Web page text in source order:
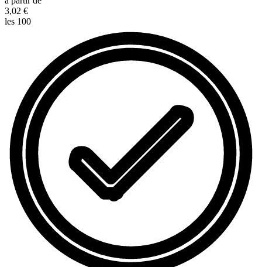
3,02 €
les 100